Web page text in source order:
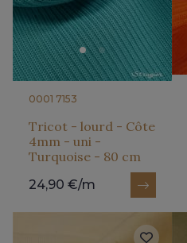
0001 7153
Tricot - lourd - Côte
4mm - uni -
Turquoise - 80 cm
24,90 €/m